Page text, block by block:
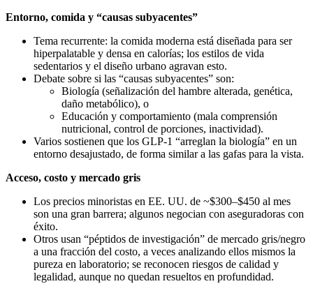
Entorno, comida y “causas subyacentes”
Tema recurrente: la comida moderna está diseñada para ser
hiperpalatable y densa en calorías; los estilos de vida
sedentarios y el diseño urbano agravan esto.
Debate sobre si las “causas subyacentes” son:
Biología (señalización del hambre alterada, genética,
daño metabólico), o
Educación y comportamiento (mala comprensión
nutricional, control de porciones, inactividad).
Varios sostienen que los GLP‑1 “arreglan la biología” en un
entorno desajustado, de forma similar a las gafas para la vista.
Acceso, costo y mercado gris
Los precios minoristas en EE. UU. de ~$300–$450 al mes
son una gran barrera; algunos negocian con aseguradoras con
éxito.
Otros usan “péptidos de investigación” de mercado gris/negro
a una fracción del costo, a veces analizando ellos mismos la
pureza en laboratorio; se reconocen riesgos de calidad y
legalidad, aunque no quedan resueltos en profundidad.